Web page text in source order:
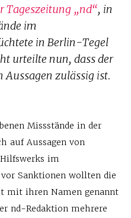
Tageszeitung „nd“, in
im
in Berlin-Tegel
urteilte nun, dass der
Aussagen zulässig ist.
Missstände in der
auf Aussagen von
im
Sanktionen wollten die
mit ihren Namen genannt
nd-Redaktion mehrere